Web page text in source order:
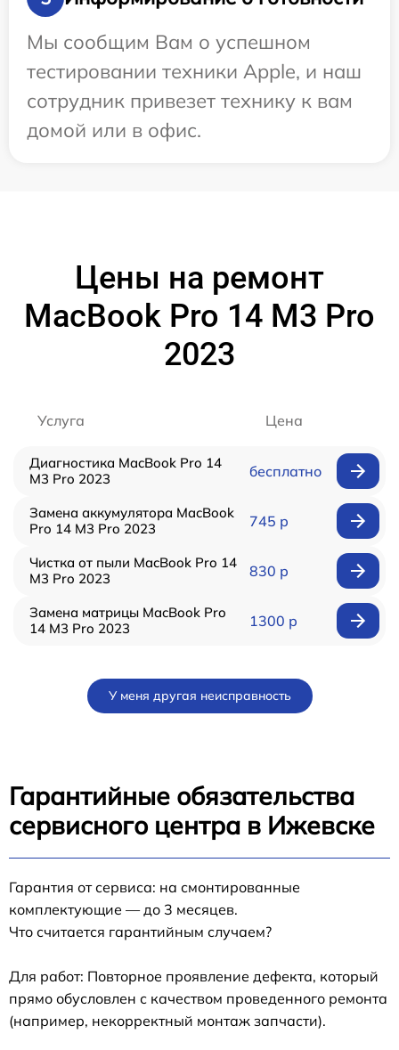
Мы сообщим Вам о успешном
тестировании техники Apple, и наш
сотрудник привезет технику к вам
домой или в офис.
Цены на ремонт
MacBook Pro 14 M3 Pro
2023
Услуга Цена
Диагностика MacBook Pro 14
M3 Pro 2023
бесплатно
Замена аккумулятора MacBook
Pro 14 M3 Pro 2023
745 р
Чистка от пыли MacBook Pro 14
M3 Pro 2023
830 р
Замена матрицы MacBook Pro
14 M3 Pro 2023
1300 р
У меня другая неисправность
Гарантийные обязательства
сервисного центра в Ижевске
Гарантия от сервиса: на смонтированные
комплектующие — до 3 месяцев.
Что считается гарантийным случаем?
Для работ: Повторное проявление дефекта, который
прямо обусловлен с качеством проведенного ремонта
(например, некорректный монтаж запчасти).